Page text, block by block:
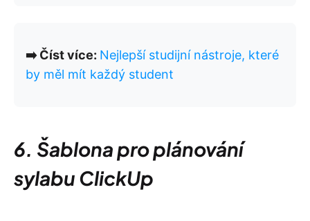
➡️ Číst více: Nejlepší studijní nástroje, které
by měl mít každý student
6. Šablona pro plánování
sylabu ClickUp